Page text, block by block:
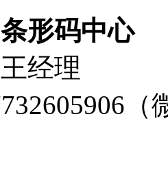
形码中心
经理
（